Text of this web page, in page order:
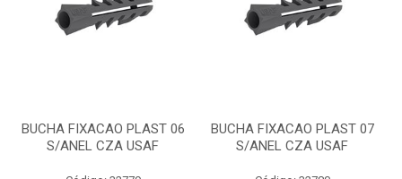
BUCHA FIXACAO PLAST 06
S/ANEL CZA USAF
BUCHA FIXACAO PLAST 07
S/ANEL CZA USAF